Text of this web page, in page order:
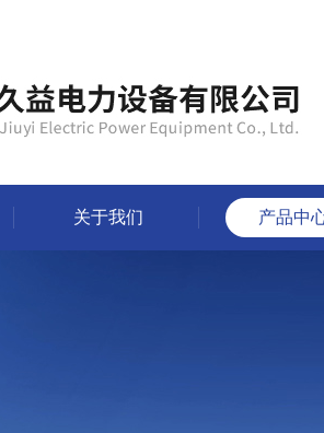
关于我们 产品中